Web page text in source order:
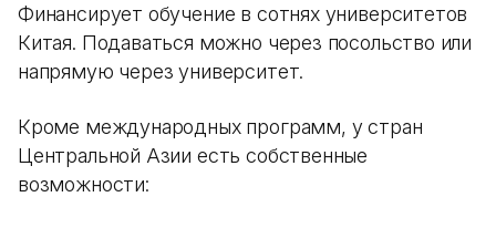
Финансирует обучение в сотнях университетов
Китая. Подаваться можно через посольство или
напрямую через университет.
Кроме международных программ, у стран
Центральной Азии есть собственные
возможности: